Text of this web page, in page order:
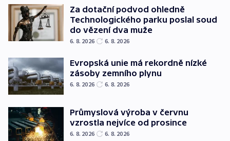
Za dotační podvod ohledně
Technologického parku poslal soud
do vězení dva muže
6. 8. 2026 6. 8. 2026
Evropská unie má rekordně nízké
zásoby zemního plynu
6. 8. 2026 6. 8. 2026
Průmyslová výroba v červnu
vzrostla nejvíce od prosince
6. 8. 2026 6. 8. 2026